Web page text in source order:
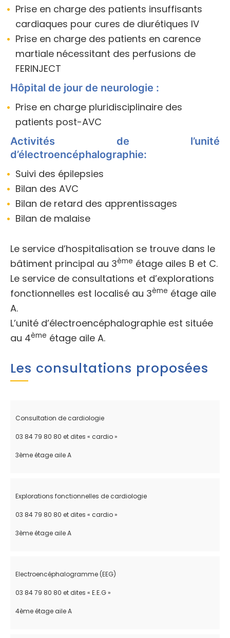
Prise en charge des patients insuffisants
cardiaques pour cures de diurétiques IV
Prise en charge des patients en carence
martiale nécessitant des perfusions de
FERINJECT
Hôpital de jour de neurologie :
Prise en charge pluridisciplinaire des
patients post-AVC
Activités de l’unité
d’électroencéphalographie:
Suivi des épilepsies
Bilan des AVC
Bilan de retard des apprentissages
Bilan de malaise
Le service d’hospitalisation se trouve dans le
bâtiment principal au 3ème étage ailes B et C.
Le service de consultations et d’explorations
fonctionnelles est localisé au 3ème étage aile
A.
L’unité d’électroencéphalographie est située
au 4ème étage aile A.
Les consultations proposées
Consultation de cardiologie
03 84 79 80 80 et dites « cardio »
3ème étage aile A
Explorations fonctionnelles de cardiologie
03 84 79 80 80 et dites « cardio »
3ème étage aile A
Electroencéphalogramme (EEG)
03 84 79 80 80 et dites « E.E.G »
4ème étage aile A